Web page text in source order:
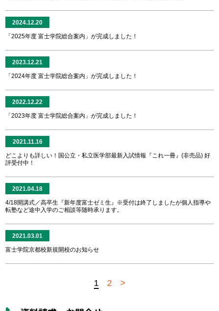
2024.12.20
「2025年度 富士学院総合案内」が完成しました！
2023.12.21
「2024年度 富士学院総合案内」が完成しました！
2022.12.22
「2023年度 富士学院総合案内」が完成しました！
2021.11.16
どこよりも詳しい！国公立・私立医学部最新入試情報『これ一冊』(非売品) 好
評受付中！
2021.04.18
4/18開講式／高卒生『新年度富士ゼミ生』※受付は終了しましたが個人指導や
転塾など途中入学のご相談等随時承ります。
2021.03.01
富士学院京都校新規開校のお知らせ
1 2 >